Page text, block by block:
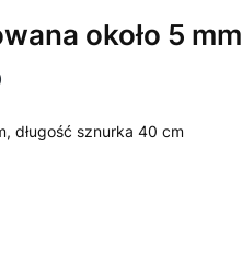
około 5 mm
długość sznurka 40 cm